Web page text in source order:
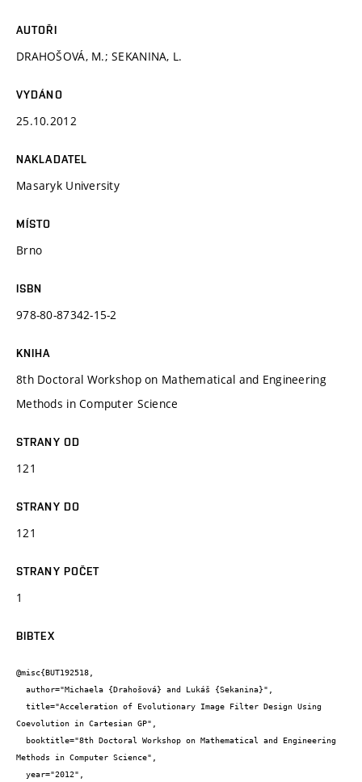
AUTOŘI
DRAHOŠOVÁ, M.; SEKANINA, L.
VYDÁNO
25.10.2012
NAKLADATEL
Masaryk University
MÍSTO
Brno
ISBN
978-80-87342-15-2
KNIHA
8th Doctoral Workshop on Mathematical and Engineering
Methods in Computer Science
STRANY OD
121
STRANY DO
121
STRANY POČET
1
BIBTEX
@misc{BUT192518,
Coevolution in Cartesian GP",
Methods in Computer Science",